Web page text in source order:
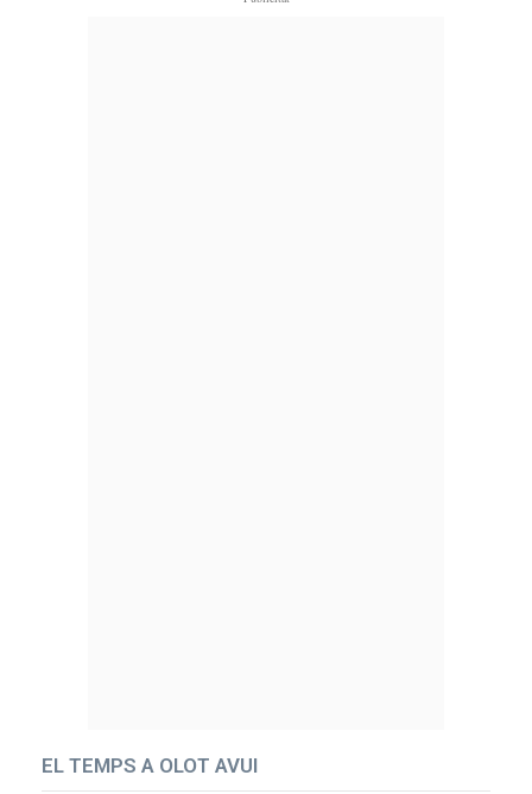
EL TEMPS A OLOT AVUI